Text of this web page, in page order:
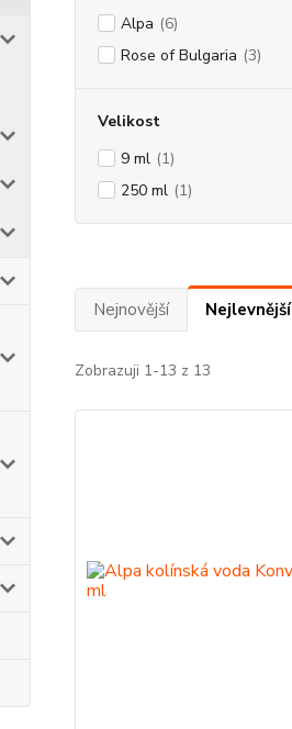
Alpa (6)
Rose of Bulgaria (3)
Velikost
9 ml (1)
250 ml (1)
Nejnovější Nejlevnější
Zobrazuji 1-13 z 13